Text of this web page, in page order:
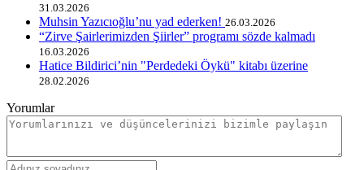
31.03.2026
Muhsin Yazıcıoğlu’nu yad ederken! 26.03.2026
“Zirve Şairlerimizden Şiirler” programı sözde kalmadı
16.03.2026
Hatice Bildirici’nin "Perdedeki Öykü" kitabı üzerine
28.02.2026
Yorumlar